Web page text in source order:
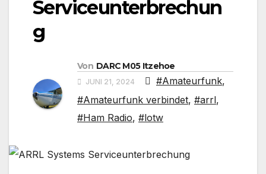
Serviceunterbrechun
g
Von DARC M05 Itzehoe
JUNI 21, 2024 #Amateurfunk,
#Amateurfunk verbindet, #arrl,
#Ham Radio, #lotw